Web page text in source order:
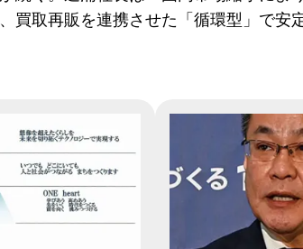
買取再販を連携させた「循環型」で安